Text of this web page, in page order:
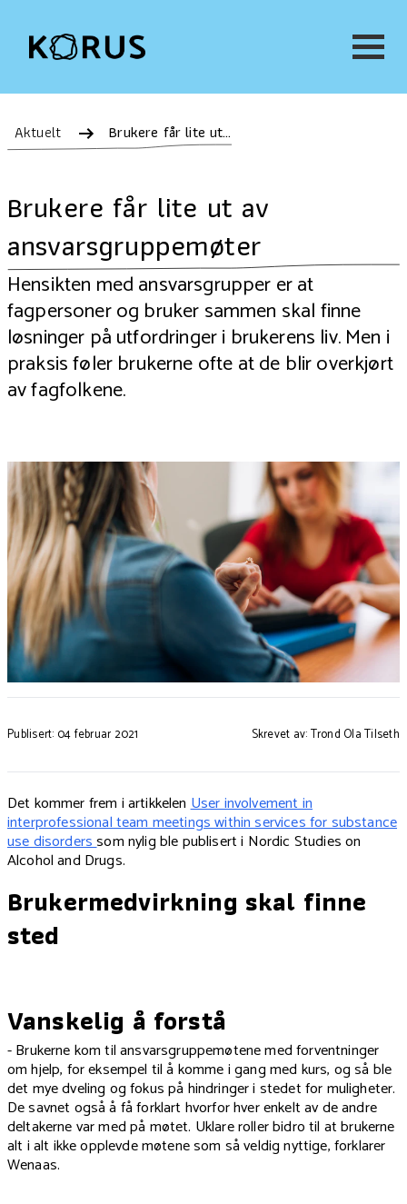
Aktuelt Brukere får lite ut av ansvarsgruppemøter
Brukere får lite ut av
ansvarsgruppemøter
Hensikten med ansvarsgrupper er at
fagpersoner og bruker sammen skal finne
løsninger på utfordringer i brukerens liv. Men i
praksis føler brukerne ofte at de blir overkjørt
av fagfolkene.
Publisert: 04 februar 2021 Skrevet av: Trond Ola Tilseth
Det kommer frem i artikkelenUser involvement in
interprofessional team meetings within services for substance
use disorderssom nylig ble publisert i Nordic Studies on
Alcohol and Drugs.
Brukermedvirkning skal finne
sted
Vanskelig å forstå
- Brukerne kom til ansvarsgruppemøtene med forventninger
om hjelp, for eksempel til å komme i gang med kurs, og så ble
det mye dveling og fokus på hindringer i stedet for muligheter.
De savnet også å få forklart hvorfor hver enkelt av de andre
deltakerne var med på møtet. Uklare roller bidro til at brukerne
alt i alt ikke opplevde møtene som så veldig nyttige, forklarer
Wenaas.